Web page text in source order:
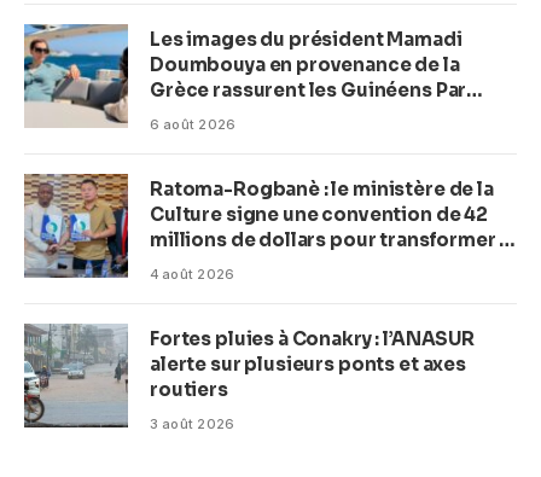
Les images du président Mamadi
Doumbouya en provenance de la
Grèce rassurent les Guinéens Par
(Macka Baldé)
6 août 2026
Ratoma-Rogbanè : le ministère de la
Culture signe une convention de 42
millions de dollars pour transformer la
plage en complexe balnéaire
4 août 2026
Fortes pluies à Conakry : l’ANASUR
alerte sur plusieurs ponts et axes
routiers
3 août 2026